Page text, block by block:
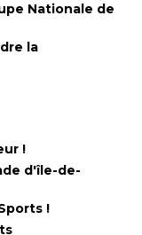
Nationale de
la
!
d'île-de-
!